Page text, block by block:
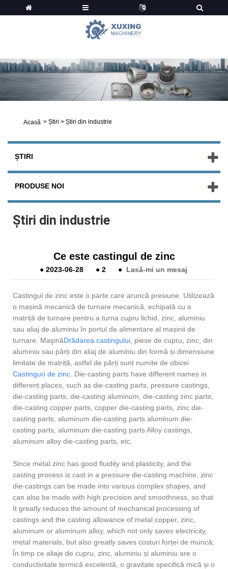
Acasă > Știri > Știri din industrie
ȘTIRI
PRODUSE NOI
Știri din industrie
Ce este castingul de zinc
●2023-06-28 ●2 ● Lasă-mi un mesaj
Castingul de zinc este o parte care aruncă presiune. Utilizează
o mașină mecanică de turnare mecanică, echipată cu o
matriță de turnare pentru a turna cupru lichid, zinc, aluminiu
sau aliaj de aluminiu în portul de alimentare al mașinii de
turnare. MaşinăDrădarea castingului , piese de cupru, zinc, din
aluminiu sau părți din aliaj de aluminiu din formă și dimensiune
limitate de matriță, astfel de părți sunt numite de obicei
Castinguri de zinc . Die-casting parts have different names in
different places, such as die-casting parts, pressure castings,
die-casting parts, die-casting aluminum, die-casting zinc parts,
die-casting copper parts, copper die-casting parts, zinc die-
casting parts, aluminum die-casting parts aluminum die-
casting parts, aluminum die-casting parts Alloy castings,
aluminum alloy die-casting parts, etc.
Since metal zinc has good fluidity and plasticity, and the
casting process is cast in a pressure die-casting machine, zinc
die-castings can be made into various complex shapes, and
can also be made with high precision and smoothness, so that
It greatly reduces the amount of mechanical processing of
castings and the casting allowance of metal copper, zinc,
aluminum or aluminum alloy, which not only saves electricity,
metal materials, but also greatly saves costuri forței de muncă;
În timp ce aliaje de cupru, zinc, aluminiu și aluminiu are o
conductivitate termică excelentă, o gravitate specifică mică și o